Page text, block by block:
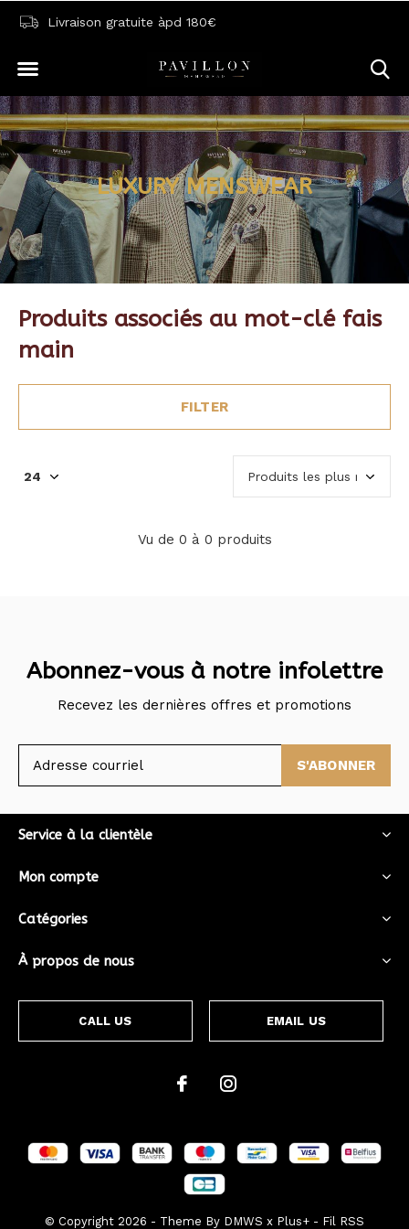
Livraison gratuite àpd 180€
LUXURY MENSWEAR
Produits associés au mot-clé fais
main
FILTER
Vu de 0 à 0 produits
Abonnez-vous à notre infolettre
Recevez les dernières offres et promotions
S'ABONNER
Service à la clientèle
Mon compte
Catégories
À propos de nous
CALL US EMAIL US
© Copyright 2026 - Theme By DMWS x Plus+ - Fil RSS